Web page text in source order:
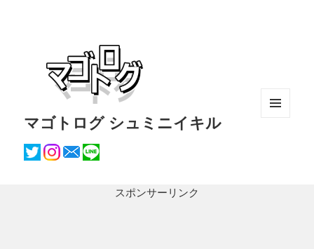
マゴトログ シュミニイキル
スポンサーリンク